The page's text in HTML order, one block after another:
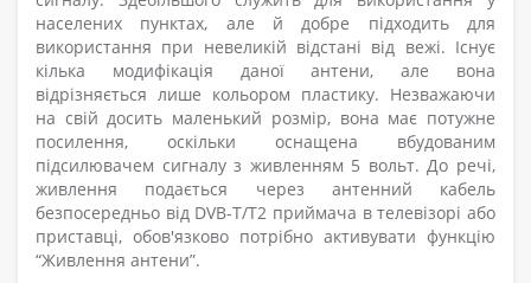
населених пунктах, але й добре підходить для
використання при невеликій відстані від вежі. Існує
кілька модифікація даної антени, але вона
відрізняється лише кольором пластику. Незважаючи
на свій досить маленький розмір, вона має потужне
посилення, оскільки оснащена вбудованим
підсилювачем сигналу з живленням 5 вольт. До речі,
живлення подається через антенний кабель
безпосередньо від DVB-T/T2 приймача в телевізорі або
приставці, обов'язково потрібно активувати функцію
“Живлення антени”.